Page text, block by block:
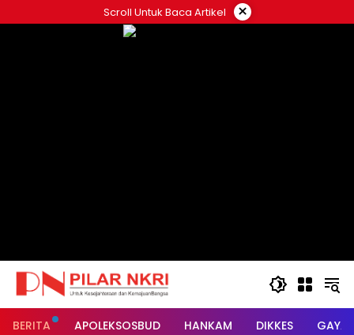
ke
Scroll Untuk Baca Artikel ×
BERITA APOLEKSOSBUD HANKAM DIKKES GAYA